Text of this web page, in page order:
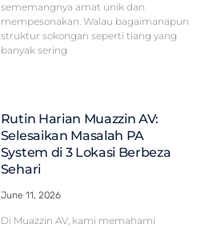
sememangnya amat unik dan
mempesonakan. Walau bagaimanapun,
struktur sokongan seperti tiang yang
banyak sering
Rutin Harian Muazzin AV:
Selesaikan Masalah PA
System di 3 Lokasi Berbeza
Sehari
June 11, 2026
Di Muazzin AV, kami memahami